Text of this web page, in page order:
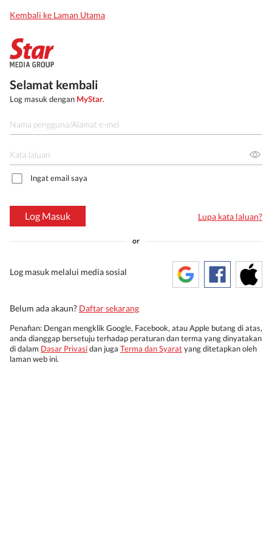
Kembali ke Laman Utama
Selamat kembali
Log masuk dengan MyStar.
Ingat email saya
Log Masuk Lupa kata laluan?
or
Log masuk melalui media sosial
Belum ada akaun? Daftar sekarang
Penafian: Dengan mengklik Google, Facebook, atau Apple butang di atas,
anda dianggap bersetuju terhadap peraturan dan terma yang dinyatakan
di dalam Dasar Privasidan juga Terma dan Syaratyang ditetapkan oleh
laman web ini.